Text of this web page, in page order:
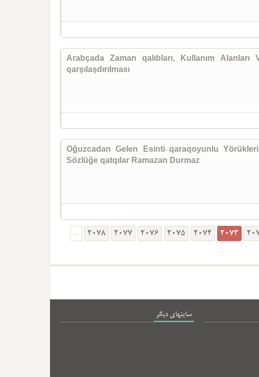
Arabçada Zaman qalıbları, Kullanım Alanları
qarşılaşdırılması
Oğuzcadan Gelen Esinti-qaraqoyunlu
Sözlüğe qatqılar Ramazan Durmaz
2073
2074
2075
2076
2077
2078
...
سایتهای دیگر